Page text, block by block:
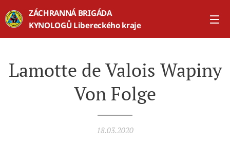
ZÁCHRANNÁ BRIGÁDA
KYNOLOGŮ Libereckého kraje
Lamotte de Valois Wapiny
Von Folge
18.03.2020